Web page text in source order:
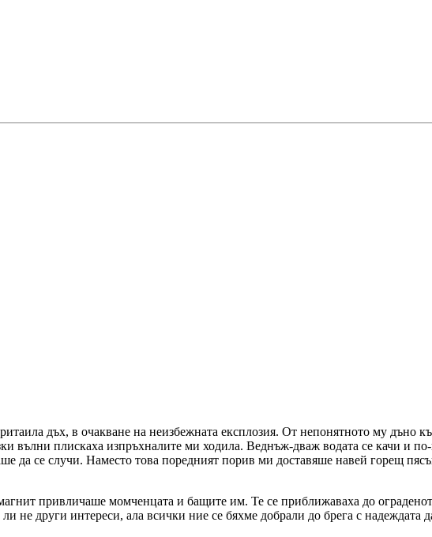
дъх, в очакване на неизбежната експлозия. От непонятното му дъно
вълни плискаха изпръхналите ми ходила. Веднъж-дваж водата се качи и
да се случи. Наместо това поредният порив ми доставяше навей горещ
привличаше момченцата и бащите им. Те се приближаваха до
не други интереси, ала всички ние се бяхме добрали до брега с